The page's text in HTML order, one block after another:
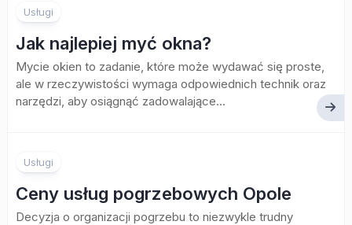
Usługi
Jak najlepiej myć okna?
Mycie okien to zadanie, które może wydawać się proste,
ale w rzeczywistości wymaga odpowiednich technik oraz
narzędzi, aby osiągnąć zadowalające...
Usługi
Ceny usług pogrzebowych Opole
Decyzja o organizacji pogrzebu to niezwykle trudny